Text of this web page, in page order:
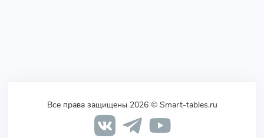
Все права защищены 2026 © Smart-tables.ru